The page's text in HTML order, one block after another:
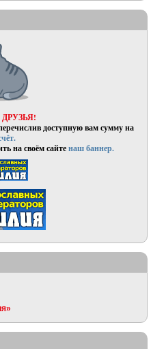
доступную вам сумму на
на своём сайтенаш баннер.